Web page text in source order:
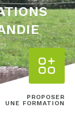
PROPOSER
UNE FORMATION